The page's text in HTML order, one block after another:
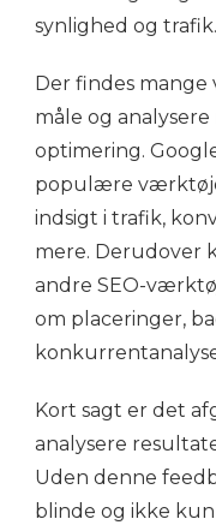
synlighed og trafik.
Der findes
måle og
optimering.
populære
indsigt i trafik,
mere. Derudover
andre SEO-
om placeringer,
Kort sagt er det
analysere
Uden denne
blinde og ikke